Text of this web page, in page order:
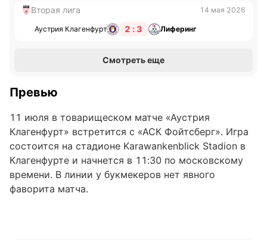
Вторая лига 14 мая 2026
Аустрия Клагенфурт 2 : 3 Лиферинг
Смотреть еще
Превью
11 июля в товарищеском матче «Аустрия
Клагенфурт» встретится с «АСК Фойтсберг». Игра
состоится на стадионе Karawankenblick Stadion в
Клагенфурте и начнется в 11:30 по московскому
времени. В линии у букмекеров нет явного
фаворита матча.